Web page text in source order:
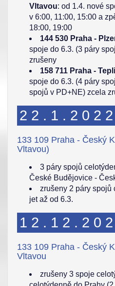
Vltavou: od 1.4. nové
v 6:00, 11:00, 15:00 a
18:00, 19:00
144 530 Praha -
spoje do 6.3. (3 páry
zrušeny
158 711 Praha -
spoje do 6.3. (4 páry
spojů v PD+NE) zcela
22.1.2022
133 109 Praha - Český
Vltavou)
3 páry spojů
České Budějovice -
zrušeny 2 páry spojů
jet až od 6.3.
133 109 Praha - Český
Vltavou
zrušeny 3 spoje